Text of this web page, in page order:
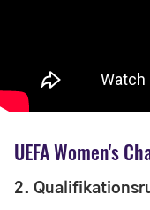
UEFA Women's
2.